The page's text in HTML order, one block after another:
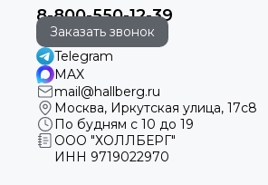
8-800-550-12-39
Заказать звонок
Telegram
MAX
mail@hallberg.ru
Москва, Иркутская улица, 17с8
По будням с 10 до 19
ООО "ХОЛЛБЕРГ"
ИНН 9719022970